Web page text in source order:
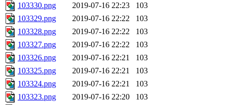
103330.png
2019-07-16 22:23
103
103329.png
2019-07-16 22:22
103
103328.png
2019-07-16 22:22
103
103327.png
2019-07-16 22:22
103
103326.png
2019-07-16 22:21
103
103325.png
2019-07-16 22:21
103
103324.png
2019-07-16 22:21
103
103323.png
2019-07-16 22:20
103